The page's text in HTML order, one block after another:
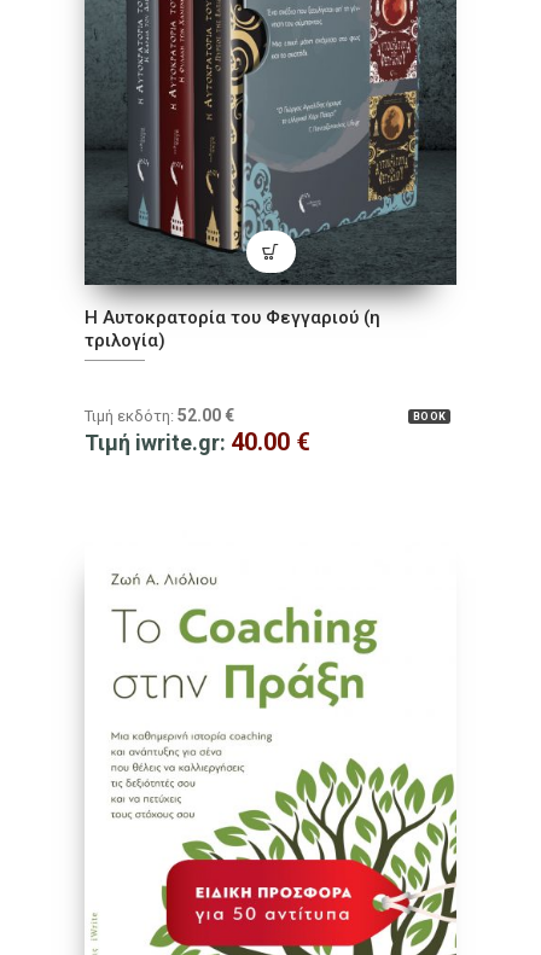
Η Αυτοκρατορία του Φεγγαριού (η
τριλογία)
BOOK
Τιμή εκδότη: 52.00 €
Τιμή iwrite.gr: 40.00 €